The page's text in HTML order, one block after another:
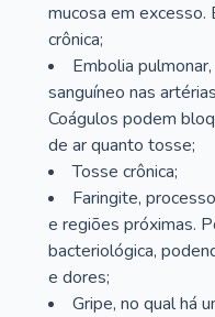
mucosa em excesso.
crônica;
Embolia
sanguíneo nas
Coágulos podem
de ar quanto tosse;
Tosse crônica;
Faringite,
e regiões próximas.
bacteriológica,
e dores;
Gripe, no qual há